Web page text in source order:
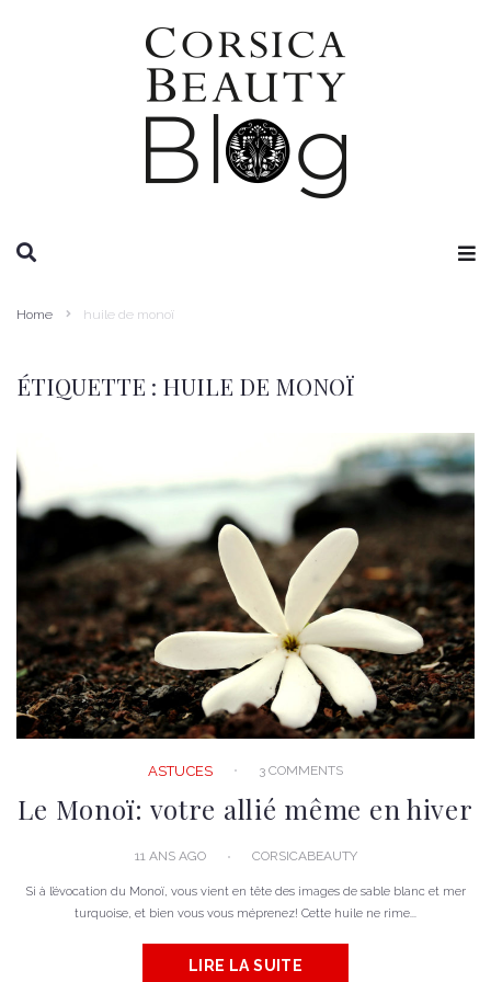
Home huile de monoï
ÉTIQUETTE : HUILE DE MONOÏ
ASTUCES 3 COMMENTS
Le Monoï: votre allié même en hiver
11 ANS AGO CORSICABEAUTY
Si à l’évocation du Monoï, vous vient en tête des images de sable blanc et mer
turquoise, et bien vous vous méprenez! Cette huile ne rime...
LIRE LA SUITE